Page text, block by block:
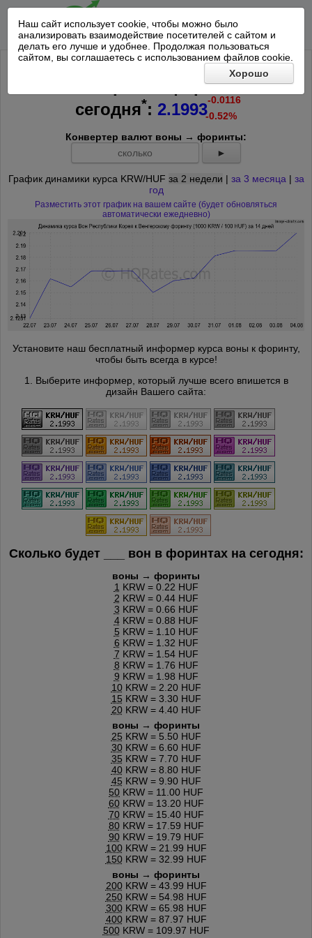
Наш сайт использует cookie, чтобы можно было
анализировать взаимодействие посетителей с сайтом и
делать его лучше и удобнее. Продолжая пользоваться
сайтом, вы соглашаетесь с использованием файлов cookie.
Хорошо
Курс 1000 Вон Республики Корея к
100 Венгерским форинтам на
сегодня*: 2.1993-0.0116
-0.52%
Конвертер валют воны → форинты:
►
График динамики курса KRW/HUF за 2 недели | за 3 месяца | за
год
Разместить этот график на вашем сайте (будет обновляться
автоматически ежедневно)
Установите наш бесплатный информер курса воны к форинту,
чтобы быть всегда в курсе!
1. Выберите информер, который лучше всего впишется в
дизайн Вашего сайта:
Сколько будет вон в форинтах на сегодня:
воны → форинты
1 KRW = 0.22 HUF
2 KRW = 0.44 HUF
3 KRW = 0.66 HUF
4KRW = 0.88 HUF
5 KRW = 1.10 HUF
6 KRW = 1.32 HUF
7 KRW = 1.54 HUF
8 KRW = 1.76 HUF
9 KRW = 1.98 HUF
10KRW = 2.20 HUF
15 KRW = 3.30 HUF
20KRW = 4.40 HUF
воны → форинты
25 KRW = 5.50 HUF
30KRW = 6.60 HUF
35 KRW = 7.70 HUF
40KRW = 8.80 HUF
45 KRW = 9.90 HUF
50 KRW = 11.00 HUF
60KRW = 13.20 HUF
70KRW = 15.40 HUF
80KRW = 17.59 HUF
90KRW = 19.79 HUF
100KRW = 21.99 HUF
150KRW = 32.99 HUF
воны → форинты
200KRW = 43.99 HUF
250KRW = 54.98 HUF
300KRW = 65.98 HUF
400KRW = 87.97 HUF
500KRW = 109.97 HUF